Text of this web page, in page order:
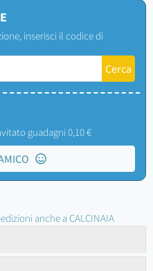
inserisci il codice di
guadagni 0,10 €
anche a CALCINAIA